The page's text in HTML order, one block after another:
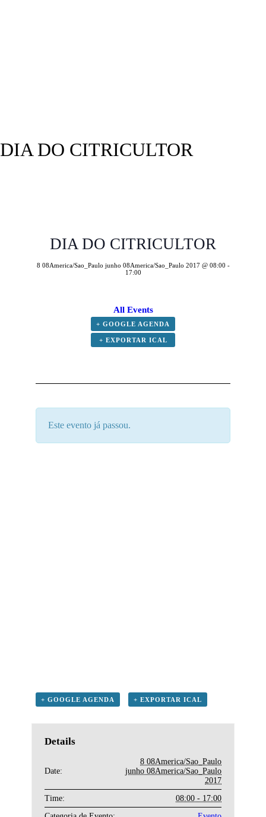
DIA DO CITRICULTOR
DIA DO CITRICULTOR
8 08America/Sao_Paulo junho 08America/Sao_Paulo 2017 @ 08:00 -
17:00
All Events
+ GOOGLE AGENDA
+ EXPORTAR ICAL
Este evento já passou.
+ GOOGLE AGENDA + EXPORTAR ICAL
Details
Date:
8 08America/Sao_Paulo
junho 08America/Sao_Paulo
2017
Time:
08:00 - 17:00